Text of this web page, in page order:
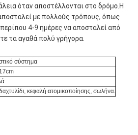
όταν αποστέλλονται στο δρόμο.Η
με πολλούς τρόπους, όπως
4-9 ημέρες να αποσταλεί από
τα αγαθά πολύ γρήγορα.
σύστημα
δαχτυλίδι, κεφαλή ατομικοποίησης, σωλήνα.